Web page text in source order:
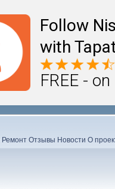
Follow
with
FREE -
Ремонт Отзывы Новости О